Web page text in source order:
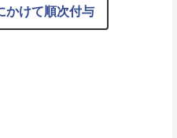
かけて順次付与